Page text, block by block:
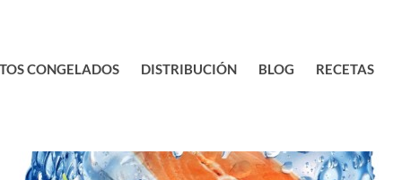
CONGELADOS DISTRIBUCIÓN BLOG RECETAS